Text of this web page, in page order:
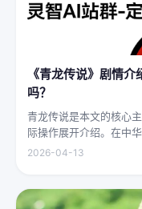
《青龙传说》剧情
吗？
青龙传说是本文的核心
际操作展开介绍。在中
璨夺目的明珠，它与白
2026-04-13